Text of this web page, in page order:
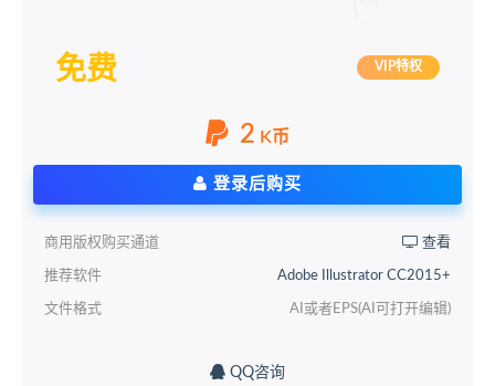
免费 VIP特权
2 K币
登录后购买
商用版权购买通道 查看
推荐软件 Adobe Illustrator CC2015+
文件格式 AI或者EPS(AI可打开编辑)
QQ咨询